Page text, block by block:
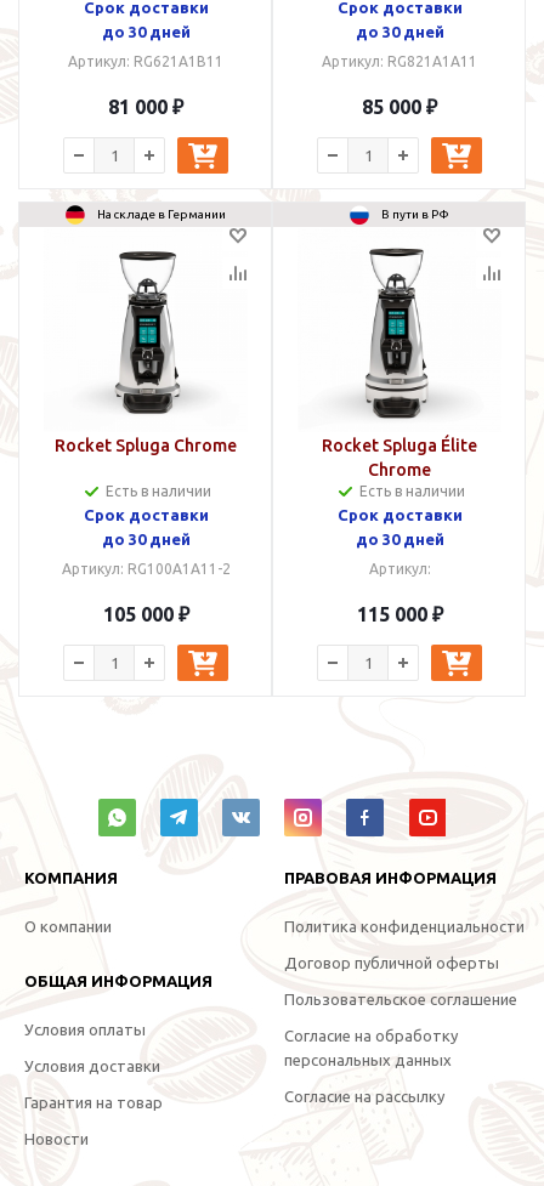
Срок доставки
до 30 дней
Артикул: RG621A1B11
81 000 ₽
Срок доставки
до 30 дней
Артикул: RG821A1A11
85 000 ₽
На складе в Германии
Rocket Spluga Chrome
Есть в наличии
Срок доставки
до 30 дней
Артикул: RG100A1A11-2
105 000 ₽
В пути в РФ
Rocket Spluga Élite
Chrome
Есть в наличии
Срок доставки
до 30 дней
Артикул:
115 000 ₽
КОМПАНИЯ
О компании
ОБЩАЯ ИНФОРМАЦИЯ
Условия оплаты
Условия доставки
Гарантия на товар
Новости
ПРАВОВАЯ ИНФОРМАЦИЯ
Политика конфиденциальности
Договор публичной оферты
Пользовательское соглашение
Согласие на обработку
персональных данных
Согласие на рассылку